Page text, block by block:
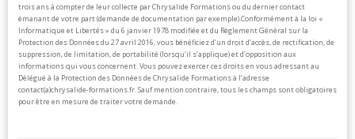
trois ans à compter de leur collecte par Chrysalide Formations ou du dernier contact
émanant de votre part (demande de documentation par exemple).Conformément à la loi «
Informatique et Libertés » du 6 janvier 1978 modifiée et du Règlement Général sur la
Protection des Données du 27 avril 2016, vous bénéficiez d’un droit d’accès, de rectification, de
suppression, de limitation, de portabilité (lorsqu’il s’applique) et d’opposition aux
informations qui vous concernent. Vous pouvez exercer ces droits en vous adressant au
Délégué à la Protection des Données de Chrysalide Formations à l’adresse
contact(a)chrysalide-formations.fr.Sauf mention contraire, tous les champs sont obligatoires
pour être en mesure de traiter votre demande.